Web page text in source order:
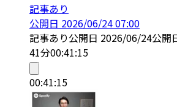
記事あり
公開日 2026/06/24 07:00
記事あり公開日 2026/06/24公開
41分00:41:15
00:41:15